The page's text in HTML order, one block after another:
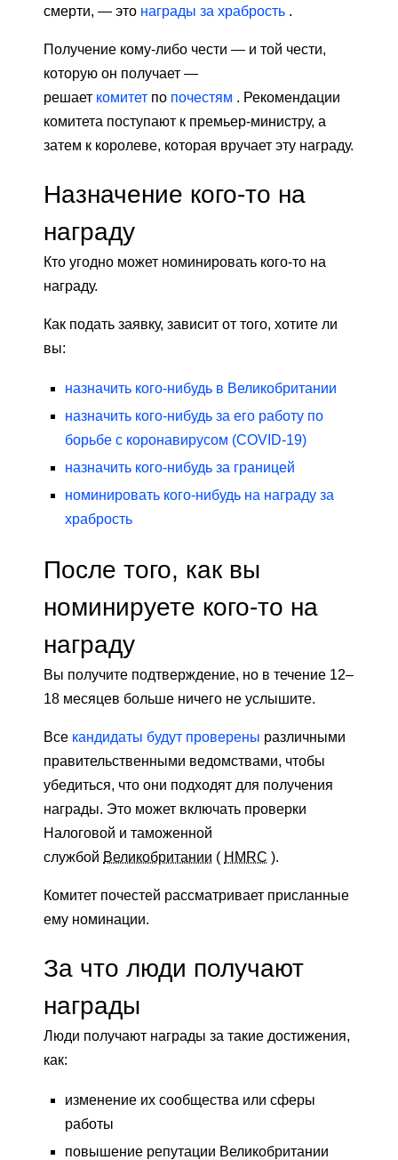
смерти, — это награды за храбрость .
Получение кому-либо чести — и той чести,
которую он получает —
решает комитет по почестям . Рекомендации
комитета поступают к премьер-министру, а
затем к королеве, которая вручает эту награду.
Назначение кого-то на
награду
Кто угодно может номинировать кого-то на
награду.
Как подать заявку, зависит от того, хотите ли
вы:
назначить кого-нибудь в Великобритании
назначить кого-нибудь за его работу по
борьбе с коронавирусом (COVID-19)
назначить кого-нибудь за границей
номинировать кого-нибудь на награду за
храбрость
После того, как вы
номинируете кого-то на
награду
Вы получите подтверждение, но в течение 12–
18 месяцев больше ничего не услышите.
Все кандидаты будут проверены различными
правительственными ведомствами, чтобы
убедиться, что они подходят для получения
награды. Это может включать проверки
Налоговой и таможенной
службой Великобритании ( HMRC ).
Комитет почестей рассматривает присланные
ему номинации.
За что люди получают
награды
Люди получают награды за такие достижения,
как:
изменение их сообщества или сферы
работы
повышение репутации Великобритании